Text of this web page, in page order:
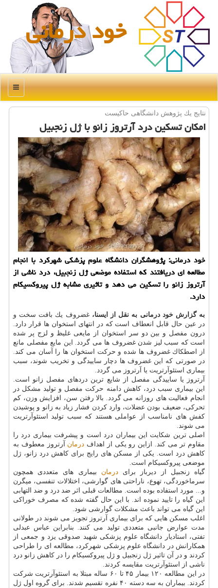
خود درمانی
منو
نتایج یك پژوهش دانشگاهی حاكیست
امكان تسكین درد آرتروز زانو با ژل زنجبیل
خود درمانی: پژوهشگران دانشگاه علوم پزشكی شهركرد با انجام
مطالعه ای دریافتند كه استفاده موضعی ژل زنجبیل، درد ناشی از
آرتروز زانو را تسكین می دهد و تاثیری مشابه ژل پیروكسیكام
دارد.
به گزارش خود درمانی به نقل از ایسنا،غضروف یك بافت سخت و
در عین حال قابل انعطاف است كه در انتهای استخوان ها قرار دارد.
درون مفصل و بین دو سر استخوان از مایعی غلیظ و لزج پر شده
است كه سبب لیز شدن غضروف ها می گردد. این مایع مفصلی مانع
از اصطكاك غضروف ها شده و حركت استخوان ها را آسان می كند.
در صورتی كه این غضروف ها دچار ساییدگی و تخریب شوند، سبب
بیماری استئوآرتریت یا آرتروز می گردد.
آرتروز یا ساییدگی مفصل از شایع ترین دردهای مفصل زانو است.
این بیماری سبب درد، كاهش دامنه حركت مفصل و تولید مشكل در
انجام فعالیت های روزانه می گردد. بالا رفتن سن، افزایش وزن، كم
تحركی، ضعیف بودن عضلات، وارد كردن فشار زیاد به زانو و پوشیدن
كفش های نامناسب از عواملی هستند كه سبب تولید استئوآرتریت
می شوند.
اصلی ترین شكایت این بیماران درد است و پیشرفت بیماری درد را
مقاوم تر می كند. ازاین رو یكی از اهداف درمان آرتروز معطوف به
كاهش درد است. یكی از مسكن های رایج برای كاهش درد زانو، ژل
موضعی پیروكسیكام است.
گیاه زنجبیل از دیرباز برایدرمان بیماری های متعددی همچون
سرماخوردگی، تهوع، ناراحتی های گوارشی، اختلالات تنفسی، میگرن
و... مورد استفاده بوده است. مطالعات قبلی اثر ضد درد و ضد التهابی
این گیاه را تایید نموده اند. با این حال گفته شده كه مصرف خوراكی
این گیاه می تواند باعث مشكلات گوارشی شود.
اغلب مسكن هایی كه برای بیماری آرتروز تجویز می شوند در طولانی
مدت عوارض جانبی متعددی تولید می كنند. بنابراین عباس عبدلی
تفتی، استادیار دانشگاه علوم پزشكی شهید صدوقی یزد و جمعی از
همكارانش در دانشگاه علوم پزشكی شهركرد، مطالعه ای را طراحی
كردند و در آن تاثیر ژل زنجبیل و ژل پیروكسیكام را در كاهش زانو درد
ناشی از استئوآرتریت مقایسه كردند.
در این مطالعه ۱۲۰ بیمار ۴۵ تا ۶۰ ساله مبتلا به استئوآرتریت شركت
كردند. بیماران به سه دسته ۴۰ نفره تقسیم شدند. برای گروه اول ژل